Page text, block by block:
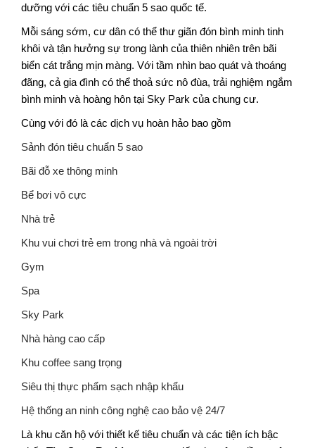
dưỡng với các tiêu chuẩn 5 sao quốc tế.
Mỗi sáng sớm, cư dân có thể thư giãn đón bình minh tinh
khôi và tận hưởng sự trong lành của thiên nhiên trên bãi
biển cát trắng mịn màng. Với tầm nhìn bao quát và thoáng
đãng, cả gia đình có thể thoả sức nô đùa, trải nghiệm ngắm
bình minh và hoàng hôn tại Sky Park của chung cư.
Cùng với đó là các dịch vụ hoàn hảo bao gồm
Sảnh đón tiêu chuẩn 5 sao
Bãi đỗ xe thông minh
Bể bơi vô cực
Nhà trẻ
Khu vui chơi trẻ em trong nhà và ngoài trời
Gym
Spa
Sky Park
Nhà hàng cao cấp
Khu coffee sang trọng
Siêu thị thực phẩm sạch nhập khẩu
Hệ thống an ninh công nghệ cao bảo vệ 24/7
Là khu căn hộ với thiết kế tiêu chuẩn và các tiện ích bậc